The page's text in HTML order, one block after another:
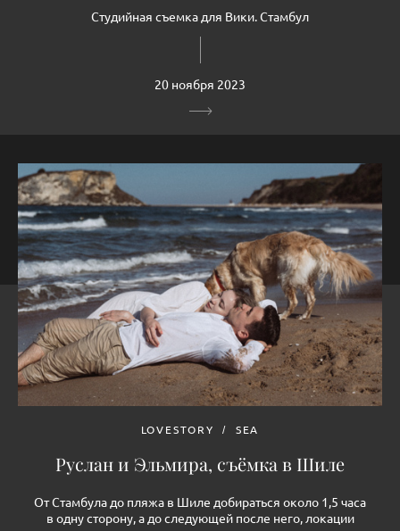
Студийная съемка для Вики. Стамбул
20 ноября 2023
LOVESTORY SEA
Руслан и Эльмира, съёмка в Шиле
От Стамбула до пляжа в Шиле добираться около 1,5 часа
в одну сторону, а до следующей после него, локации